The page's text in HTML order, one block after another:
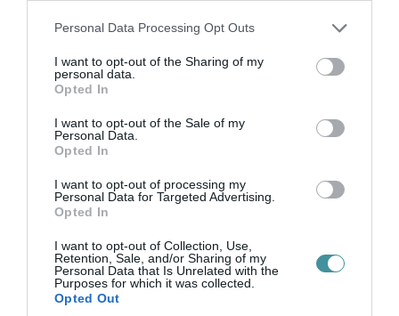
Please note that this website/app uses one or more Google
not limited to your visit or usage behaviour. You may click to
grant or deny consent to Google and its third-party tags to
use your data for below specified purposes in below Google
consent section.
Personal Data Processing Opt Outs
I want to opt-out of the Sharing of my
personal data.
Opted In
I want to opt-out of the Sale of my
Personal Data.
Opted In
I want to opt-out of processing my
Personal Data for Targeted Advertising.
Opted In
I want to opt-out of Collection, Use,
Retention, Sale, and/or Sharing of my
Personal Data that Is Unrelated with the
Purposes for which it was collected.
Opted Out
megteremti a házi gyermekorvosok számára.
A szociális gondoskodás területén végzett
Önkormányzata Közgyűlése „Pro Agria”
szakmai díjat adományoz Dr. Takács
Mónika Hajléktalanok Gondozó Háza
háziorvosa részére.
Dr. Takács Mónika a Semmelweis
Orvostudományi Egyetemen végzett, általános